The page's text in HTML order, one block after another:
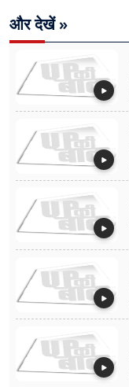
और देखें »